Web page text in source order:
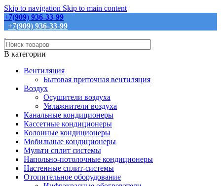
Skip to navigation Skip to main content
+7(909) 936-33-99
+7(909) 936-33-99
В категории
Вентиляция
Бытовая приточная вентиляция
Воздух
Осушители воздуха
Увлажнители воздуха
Канальные кондиционеры
Кассетные кондиционеры
Колонные кондиционеры
Мобильные кондиционеры
Мульти сплит системы
Напольно-потолочные кондиционеры
Настенные сплит-системы
Отопительное оборудование